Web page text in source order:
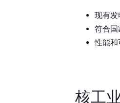
现有发
符合国
性能
核工